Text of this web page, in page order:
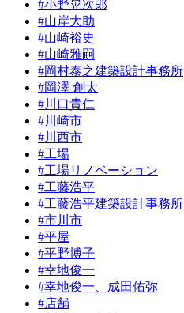
#小野晃次郎
#山岸大助
#山崎裕史
#山崎雅嗣
#岡村泰之建築設計事務所
#岡澤 創太
#川口貴仁
#川崎市
#川西市
#工場
#工場リノベーション
#工藤浩平
#工藤浩平建築設計事務所
#市川市
#平屋
#平野博子
#幸地俊一
#幸地俊一、成田佑弥
#店舗